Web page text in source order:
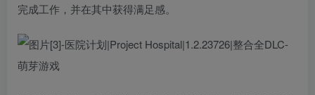
完成工作，并在其中获得满足感。